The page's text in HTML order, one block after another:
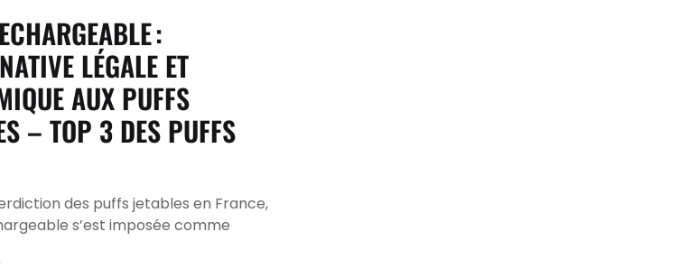
:
LÉGALE ET
AUX PUFFS
– TOP 3 DES PUFFS
des puffs jetables en France,
s’est imposée comme